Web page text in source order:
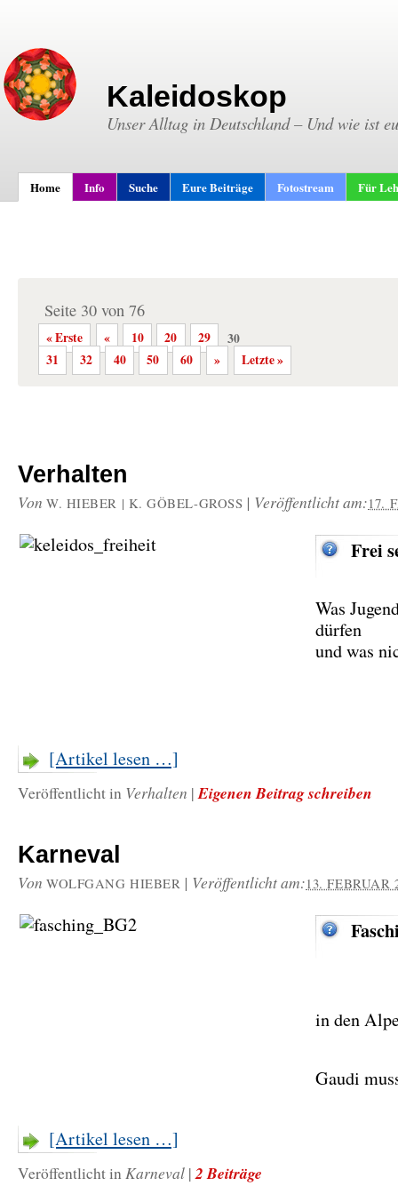
Kaleidoskop
Unser Alltag in Deutschland – Und wie ist
Home Info Suche Eure Beiträge Fotostream Für
Seite 30 von 76
« Erste « 10 20 29
30
31
32 40 50 60 » Letzte »
Verhalten
Von W. HIEBER | K. GÖBEL-GROSS | Veröffentlicht am:17.
Frei
Was
dürfen
und was
[Artikel lesen …]
Veröffentlicht in Verhalten | Eigenen Beitrag schreiben
Karneval
Von WOLFGANG HIEBER | Veröffentlicht am:13. FEBRUAR
in den
Gaudi
[Artikel lesen …]
Veröffentlicht in Karneval | 2 Beiträge